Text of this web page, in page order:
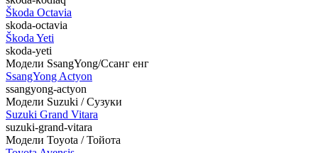
Škoda Octavia
skoda-octavia
Škoda Yeti
skoda-yeti
Модели SsangYong/Ссанг енг
SsangYong Actyon
ssangyong-actyon
Модели Suzuki / Сузуки
Suzuki Grand Vitara
suzuki-grand-vitara
Модели Toyota / Тойота